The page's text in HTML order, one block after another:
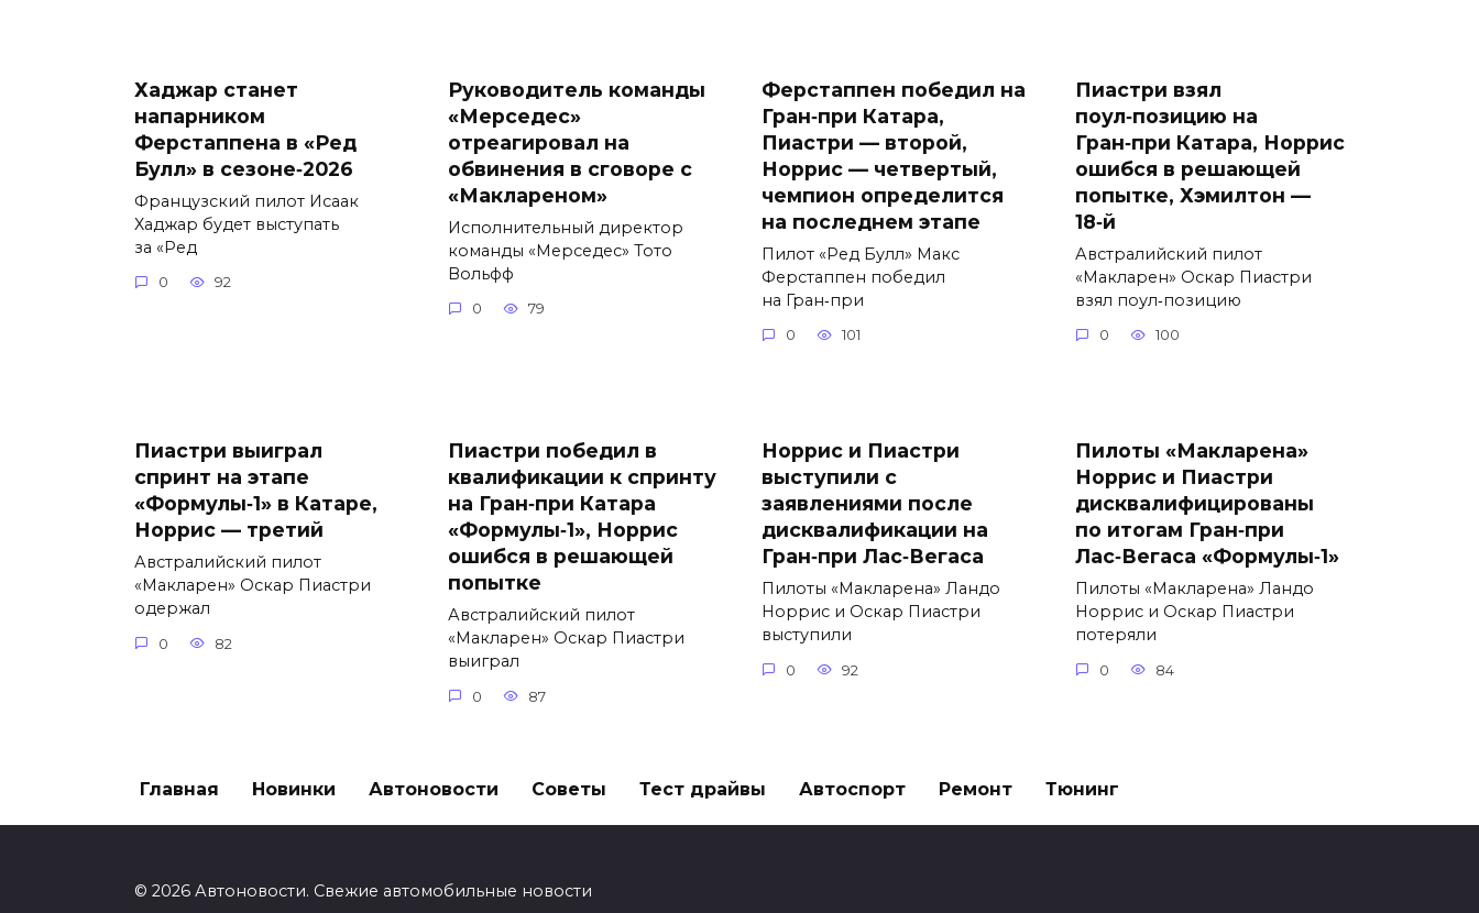
Хаджар станет
напарником
Ферстаппена в «Ред
Булл» в сезоне‑2026
Французский пилот Исаак
Хаджар будет выступать
за «Ред
0 92
Руководитель команды
«Мерседес»
отреагировал на
обвинения в сговоре с
«Маклареном»
Исполнительный директор
команды «Мерседес» Тото
Вольфф
0 79
Ферстаппен победил на
Гран‑при Катара,
Пиастри — второй,
Норрис — четвертый,
чемпион определится
на последнем этапе
Пилот «Ред Булл» Макс
Ферстаппен победил
на Гран‑при
0 101
Пиастри взял
поул‑позицию на
Гран‑при Катара, Норрис
ошибся в решающей
попытке, Хэмилтон —
18‑й
Австралийский пилот
«Макларен» Оскар Пиастри
взял поул‑позицию
0 100
Пиастри выиграл
спринт на этапе
«Формулы‑1» в Катаре,
Норрис — третий
Австралийский пилот
«Макларен» Оскар Пиастри
одержал
0 82
Пиастри победил в
квалификации к спринту
на Гран‑при Катара
«Формулы‑1», Норрис
ошибся в решающей
попытке
Австралийский пилот
«Макларен» Оскар Пиастри
выиграл
0 87
Норрис и Пиастри
выступили с
заявлениями после
дисквалификации на
Гран‑при Лас‑Вегаса
Пилоты «Макларена» Ландо
Норрис и Оскар Пиастри
выступили
0 92
Пилоты «Макларена»
Норрис и Пиастри
дисквалифицированы
по итогам Гран‑при
Лас‑Вегаса «Формулы‑1»
Пилоты «Макларена» Ландо
Норрис и Оскар Пиастри
потеряли
0 84
Главная Новинки Автоновости Советы Тест драйвы Автоспорт Ремонт Тюнинг
© 2026 Автоновости. Свежие автомобильные новости